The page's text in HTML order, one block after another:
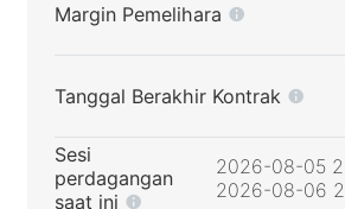
Margin Pemelihara
Tanggal Berakhir Kontrak
Sesi
perdagangan
saat ini
2026-08-05
2026-08-06